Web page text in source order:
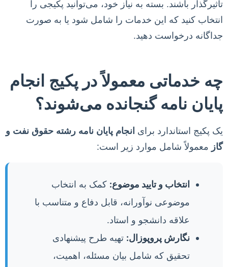
تأثیرگذار باشند. بسته به نیاز خود، می‌توانید پکیجی را
انتخاب کنید که این خدمات را شامل شود یا به صورت
جداگانه درخواست دهید.
چه خدماتی معمولاً در پکیج انجام
پایان نامه گنجانده می‌شوند؟
یک پکیج استاندارد برای انجام پایان نامه رشته حقوق نفت و
گاز معمولاً شامل موارد زیر است:
انتخاب و تایید موضوع: کمک به انتخاب
موضوعی نوآورانه، قابل دفاع و متناسب با
علاقه دانشجو و استاد.
نگارش پروپوزال: تهیه طرح پیشنهادی
تحقیق که شامل بیان مسئله، اهمیت،